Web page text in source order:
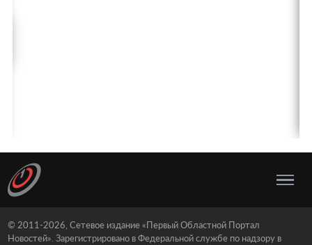
© 2011-2026, Сетевое издание «Первый Областной Портал
Новостей». Зарегистрировано в Федеральной службе по надзору в